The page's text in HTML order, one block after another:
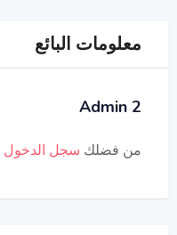
معلومات البائع
Admin 2
من فضلك سجل الدخول